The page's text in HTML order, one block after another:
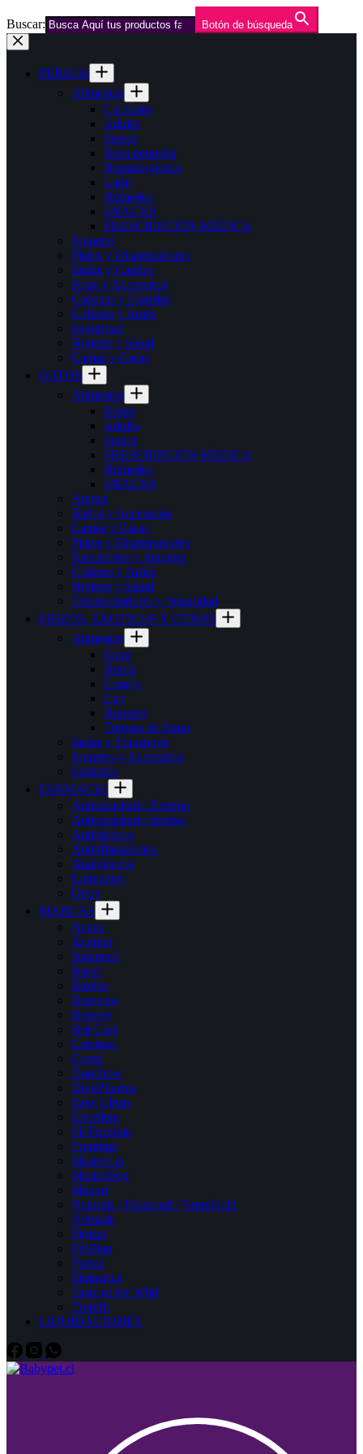
Buscar: Botón de búsqueda
Saltar
al
contenidoPERROS
Alimentos
Cachorro
Adulto
Senior
Raza pequeña
Hipoalergénico
Light
Húmedos
SNACKS
PRESCRIPCIÓN MÉDICA
Juguetes
Platos y Dispensadores
Jaulas y Caniles
Ropa y Accesorios
Cadenas y Cuerdas
Collares y Arnés
Seguridad
Higiene y Salud
Camas y Casas
GATOS
Alimentos
Kitten
Adulto
Senior
PRESCRIPCIÓN MÉDICA
Húmedos
SNACKS
Arenas
Baños y Accesorios
Camas y Casas
Platos y Dispensadores
Rascadores y Juguetes
Collares y Arnés
Higiene y Salud
Transportadores y Seguridad
ERIZOS, EXOTICOS Y OTROS
Alimentos
Erizo
Hurón
Conejo
Cuy
Hamster
Tortuga de Agua
Jaulas y Transporte
Juguetes y Accesorios
Sustratos
FARMACIA
Antiparasitario Externo
Antiparasitario Interno
Antibióticos
Antinflamatorios
Analgésicos
Calmantes
Otros
MARCAS
Acana
Acomer
Balanced
Bayer
Bioline
Bravecto
Bravery
Brit Care
Catchow
Cremi
Dogchow
DragPharma
Easy Clean
Excellent
Fit Formula
Frontline
MasterCat
MasterDog
Mazuri
Naturals / Diamond / NutraGold
Nómade
Pipicat
ProPlan
Purina
Simparica
Taste of the Wild
Tropifit
LIQUIDACIONES